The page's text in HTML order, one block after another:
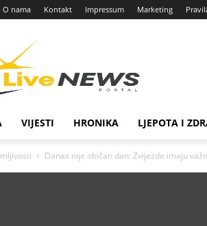
O nama Kontakt Impressum Marketing
VIJESTI HRONIKA LJEPOTA I
Danas nije običan dan: Zvijezde imaju